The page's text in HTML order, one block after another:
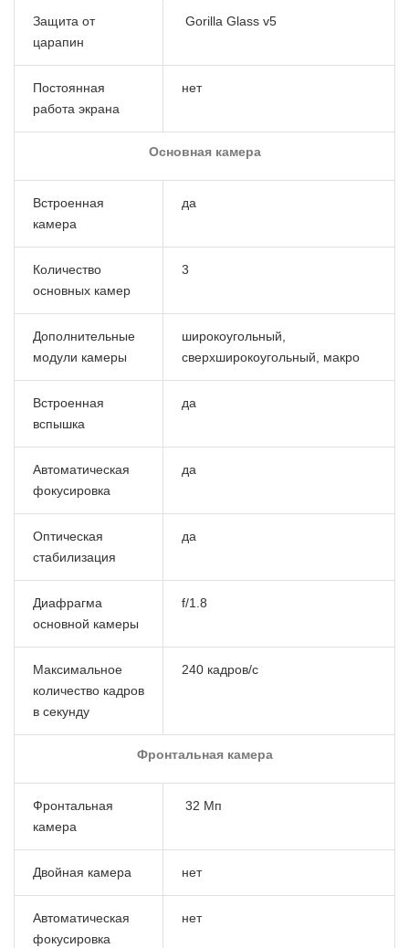
Защита от
царапин
Gorilla Glass v5
Постоянная
работа экрана
нет
Основная камера
Встроенная
камера
да
Количество
основных камер
3
Дополнительные
модули камеры
широкоугольный,
сверхширокоугольный, макро
Встроенная
вспышка
да
Автоматическая
фокусировка
да
Оптическая
стабилизация
да
Диафрагма
основной камеры
f/1.8
Максимальное
количество кадров
в секунду
240 кадров/с
Фронтальная камера
Фронтальная
камера
32 Мп
Двойная камера нет
Автоматическая
фокусировка
нет